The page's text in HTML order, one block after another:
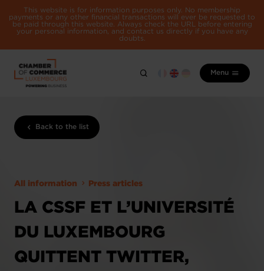
This website is for information purposes only. No membership
payments or any other financial transactions will ever be requested to
be paid through this website. Always check the URL before entering
your personal information, and contact us directly if you have any
doubts.
Menu
Back to the list
All information Press articles
LA CSSF ET L’UNIVERSITÉ
DU LUXEMBOURG
QUITTENT TWITTER,